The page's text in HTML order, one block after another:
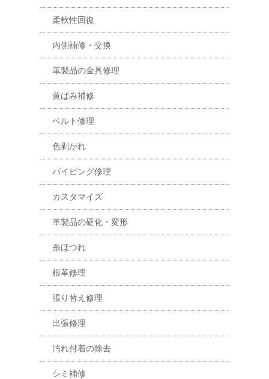
柔軟性回復
内側補修・交換
革製品の金具修理
黄ばみ補修
ベルト修理
色剥がれ
パイピング修理
カスタマイズ
革製品の硬化・変形
糸ほつれ
根革修理
張り替え修理
出張修理
汚れ付着の除去
シミ補修